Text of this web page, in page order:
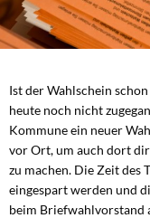
Ist der Wahlschein
heute noch nicht
Kommune ein neuer
vor Ort, um auch dort
zu machen. Die Zeit des
eingespart werden und
beim Briefwahlvorstand